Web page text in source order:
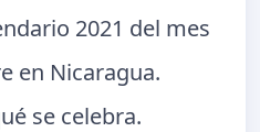
2021 del mes
en Nicaragua.
se celebra.